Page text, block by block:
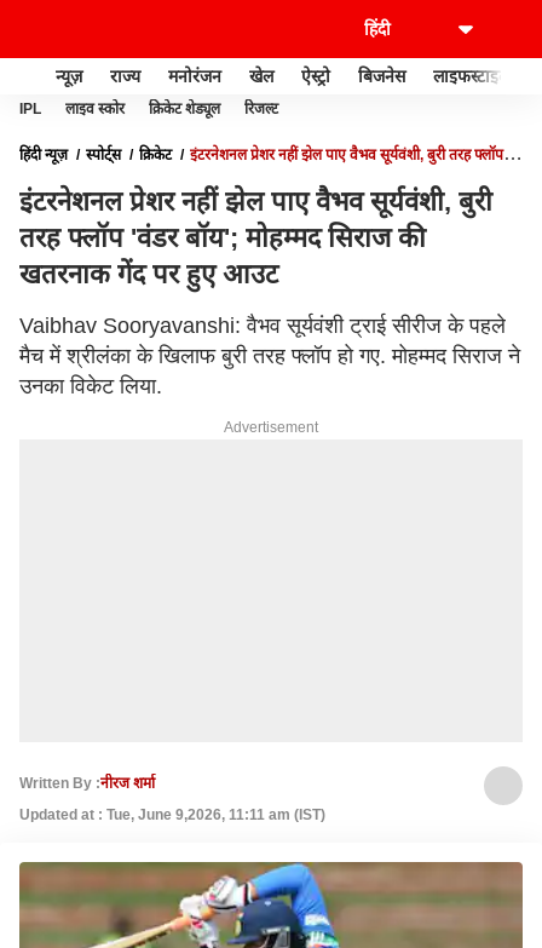
न्यूज़ राज्य मनोरंजन खेल ऐस्ट्रो बिजनेस लाइफस्टाइल
IPL लाइव स्कोर क्रिकेट शेड्यूल रिजल्ट
हिंदी न्यूज़ स्पोर्ट्स क्रिकेट
इंटरनेशनल प्रेशर नहीं झेल पाए वैभव सूर्यवंशी, बुरी तरह फ्लॉप
इंटरनेशनल प्रेशर नहीं झेल पाए वैभव सूर्यवंशी, बुरी
तरह फ्लॉप 'वंडर बॉय'; मोहम्मद सिराज की
खतरनाक गेंद पर हुए आउट
Vaibhav Sooryavanshi: वैभव सूर्यवंशी ट्राई सीरीज के पहले
मैच में श्रीलंका के खिलाफ बुरी तरह फ्लॉप हो गए. मोहम्मद सिराज ने
उनका विकेट लिया.
Advertisement
Written By :नीरज शर्मा
Updated at : Tue, June 9,2026, 11:11 am (IST)